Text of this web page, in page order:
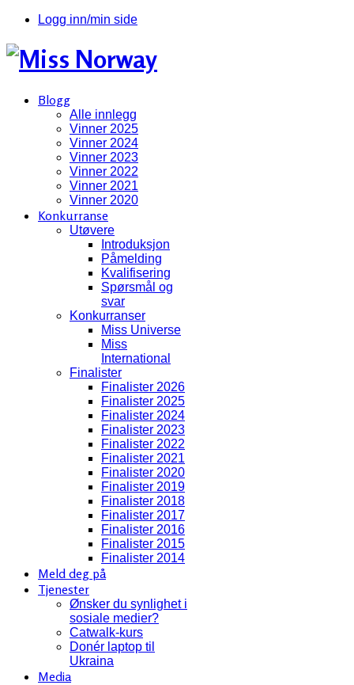
Logg inn/min side
Blogg
Alle innlegg
Vinner 2025
Vinner 2024
Vinner 2023
Vinner 2022
Vinner 2021
Vinner 2020
Konkurranse
Utøvere
Introduksjon
Påmelding
Kvalifisering
Spørsmål og
svar
Konkurranser
Miss Universe
Miss
International
Finalister
Finalister 2026
Finalister 2025
Finalister 2024
Finalister 2023
Finalister 2022
Finalister 2021
Finalister 2020
Finalister 2019
Finalister 2018
Finalister 2017
Finalister 2016
Finalister 2015
Finalister 2014
Meld deg på
Tjenester
Ønsker du synlighet i
sosiale medier?
Catwalk-kurs
Donér laptop til
Ukraina
Media